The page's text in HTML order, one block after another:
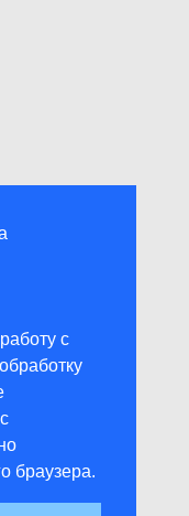
с
браузера.